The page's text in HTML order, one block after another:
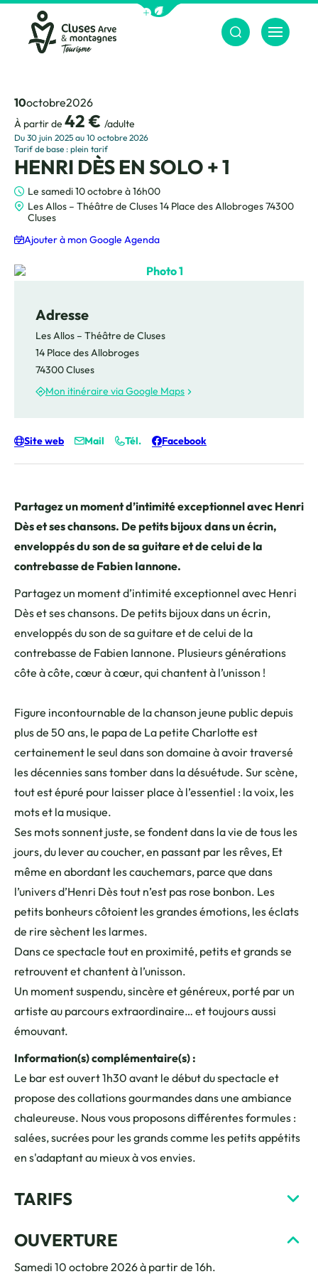
Afficher la barre de navigation du
Menu
10octobre2026
À partir de 42 € /adulte
Du 30 juin 2025 au 10 octobre 2026
Tarif de base : plein tarif
HENRI DÈS EN SOLO + 1
Le samedi 10 octobre à 16h00
Les Allos – Théâtre de Cluses 14 Place des Allobroges 74300
Cluses
Ajouter à mon Google Agenda
Partagez un moment d’intimité exceptionnel avec Henri
Dès et ses chansons. De petits bijoux dans un écrin,
enveloppés du son de sa guitare et de celui de la
contrebasse de Fabien Iannone.
Partagez un moment d’intimité exceptionnel avec Henri
Dès et ses chansons. De petits bijoux dans un écrin,
enveloppés du son de sa guitare et de celui de la
contrebasse de Fabien Iannone. Plusieurs générations
côte à côte, cœur à cœur, qui chantent à l’unisson !
Figure incontournable de la chanson jeune public depuis
plus de 50 ans, le papa de La petite Charlotte est
certainement le seul dans son domaine à avoir traversé
les décennies sans tomber dans la désuétude. Sur scène,
tout est épuré pour laisser place à l’essentiel : la voix, les
mots et la musique.
Ses mots sonnent juste, se fondent dans la vie de tous les
jours, du lever au coucher, en passant par les rêves, Et
même en abordant les cauchemars, parce que dans
l’univers d’Henri Dès tout n’est pas rose bonbon. Les
petits bonheurs côtoient les grandes émotions, les éclats
de rire sèchent les larmes.
Dans ce spectacle tout en proximité, petits et grands se
retrouvent et chantent à l’unisson.
Un moment suspendu, sincère et généreux, porté par un
artiste au parcours extraordinaire… et toujours aussi
émouvant.
Information(s) complémentaire(s) :
Le bar est ouvert 1h30 avant le début du spectacle et
propose des collations gourmandes dans une ambiance
chaleureuse. Nous vous proposons différentes formules :
salées, sucrées pour les grands comme les petits appétits
en s'adaptant au mieux à vos envies.
TARIFS
OUVERTURE
Samedi 10 octobre 2026 à partir de 16h.
Adresse
Les Allos – Théâtre de Cluses
14 Place des Allobroges
74300 Cluses
Mon itinéraire via Google Maps
Site web Mail Tél. Facebook